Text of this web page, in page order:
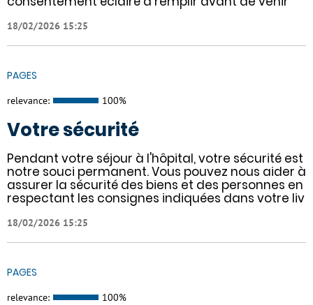
18/02/2026 15:25
PAGES
relevance: 100%
Votre sécurité
Pendant votre séjour à l'hôpital, votre sécurité est
notre souci permanent. Vous pouvez nous aider à
assurer la sécurité des biens et des personnes en
respectant les consignes indiquées dans votre liv
18/02/2026 15:25
PAGES
relevance: 100%